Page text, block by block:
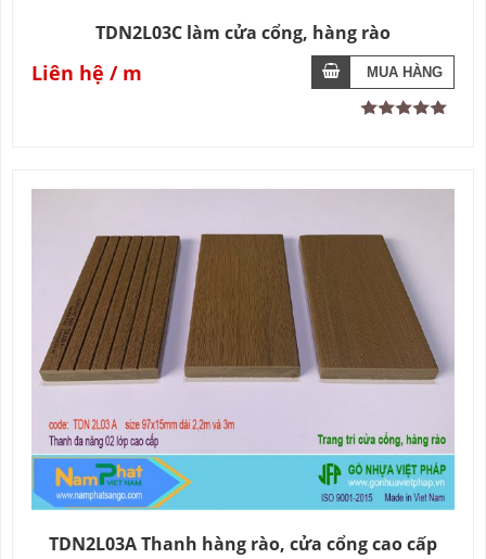
TDN2L03C làm cửa cổng, hàng rào
Liên hệ
TDN2L03A Thanh hàng rào, cửa cổng cao cấp